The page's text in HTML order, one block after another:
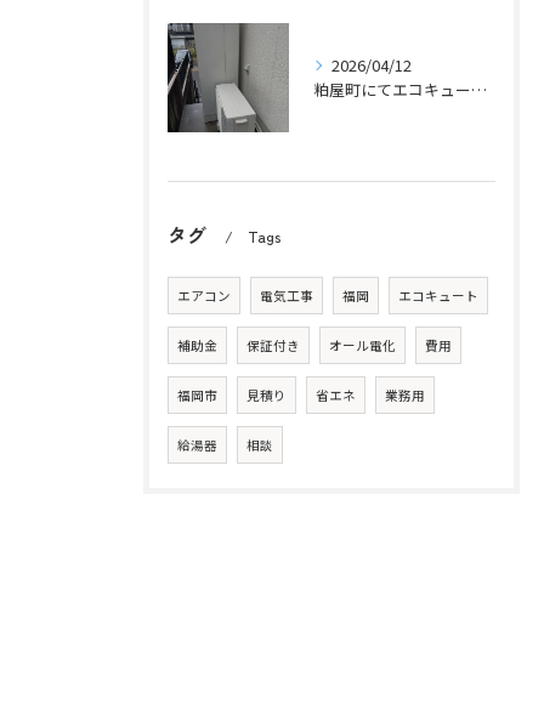
2026/04/12
粕屋町にてエコキュートの取替工事をさせていただきました。
タグ Tags
エアコン 電気工事 福岡 エコキュート
補助金 保証付き オール電化 費用
福岡市 見積り 省エネ 業務用
給湯器 相談